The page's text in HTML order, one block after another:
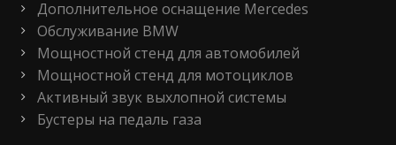
Дополнительное оснащение Mercedes
Обслуживание BMW
Мощностной стенд для автомобилей
Мощностной стенд для мотоциклов
Активный звук выхлопной системы
Бустеры на педаль газа